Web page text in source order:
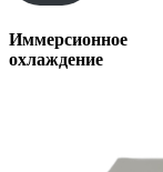
Иммерсионное
охлаждение